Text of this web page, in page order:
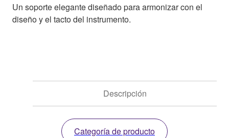
Un soporte elegante diseñado para armonizar con el
diseño y el tacto del instrumento.
Descripción
Categoría de producto